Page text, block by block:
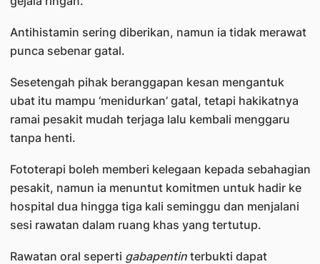
Antihistamin sering diberikan, namun ia tidak merawat
punca sebenar gatal.
Sesetengah pihak beranggapan kesan mengantuk
ubat itu mampu ‘menidurkan’ gatal, tetapi hakikatnya
ramai pesakit mudah terjaga lalu kembali menggaru
tanpa henti.
Fototerapi boleh memberi kelegaan kepada sebahagian
pesakit, namun ia menuntut komitmen untuk hadir ke
hospital dua hingga tiga kali seminggu dan menjalani
sesi rawatan dalam ruang khas yang tertutup.
Rawatan oral seperti gabapentinterbukti dapat